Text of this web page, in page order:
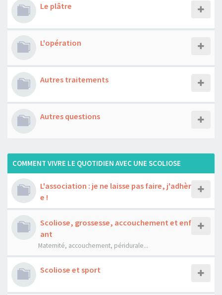
Le plâtre
L'opération
Autres traitements
Autres questions
COMMENT VIVRE LE QUOTIDIEN AVEC UNE SCOLIOSE
L'association : je ne laisse pas faire, j'adhèr
e !
Scoliose, grossesse, accouchement et enf
ant
Maternité, accouchement, péridurale...
Scoliose et sport